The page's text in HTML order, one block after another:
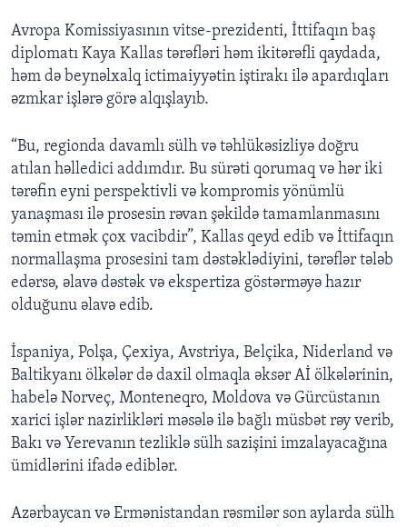
Avropa Komissiyasının vitse-prezidenti, İttifaqın baş
diplomatı Kaya Kallas tərəfləri həm ikitərəfli qaydada,
həm də beynəlxalq ictimaiyyətin iştirakı ilə apardıqları
əzmkar işlərə görə alqışlayıb.
“Bu, regionda davamlı sülh və təhlükəsizliyə doğru
atılan həlledici addımdır. Bu sürəti qorumaq və hər iki
tərəfin eyni perspektivli və kompromis yönümlü
yanaşması ilə prosesin rəvan şəkildə tamamlanmasını
təmin etmək çox vacibdir”, Kallas qeyd edib və İttifaqın
normallaşma prosesini tam dəstəklədiyini, tərəflər tələb
edərsə, əlavə dəstək və ekspertiza göstərməyə hazır
olduğunu əlavə edib.
İspaniya, Polşa, Çexiya, Avstriya, Belçika, Niderland və
Baltikyanı ölkələr də daxil olmaqla əksər Aİ ölkələrinin,
habelə Norveç, Monteneqro, Moldova və Gürcüstanın
xarici işlər nazirlikləri məsələ ilə bağlı müsbət rəy verib,
Bakı və Yerevanın tezliklə sülh sazişini imzalayacağına
ümidlərini ifadə ediblər.
Azərbaycan və Ermənistandan rəsmilər son aylarda sülh